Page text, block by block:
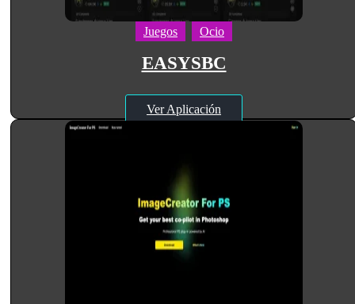
Juegos Ocio
EASYSBC
Ver Aplicación